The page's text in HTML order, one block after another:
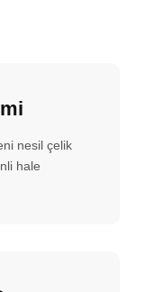
nesil çelik
hale